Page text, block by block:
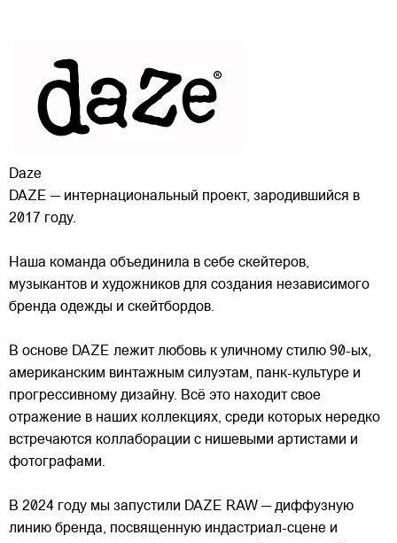
Daze
DAZE — интернациональный проект, зародившийся в
2017 году.
Наша команда объединила в себе скейтеров,
музыкантов и художников для создания независимого
бренда одежды и скейтбордов.
В основе DAZE лежит любовь к уличному стилю 90-ых,
американским винтажным силуэтам, панк-культуре и
прогрессивному дизайну. Всё это находит свое
отражение в наших коллекциях, среди которых нередко
встречаются коллаборации с нишевыми артистами и
фотографами.
В 2024 году мы запустили DAZE RAW — диффузную
линию бренда, посвященную индастриал-сцене и